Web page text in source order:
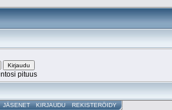
pituus
JÄSENET KIRJAUDU REKISTERÖIDY